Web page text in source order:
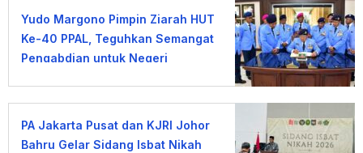
Yudo Margono Pimpin Ziarah HUT
Ke-40 PPAL, Teguhkan Semangat
Pengabdian untuk Negeri
PA Jakarta Pusat dan KJRI Johor
Bahru Gelar Sidang Isbat Nikah